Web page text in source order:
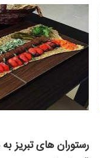
رستوران های تبریز